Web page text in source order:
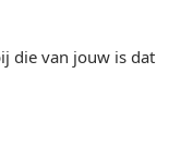
die van jouw is dat